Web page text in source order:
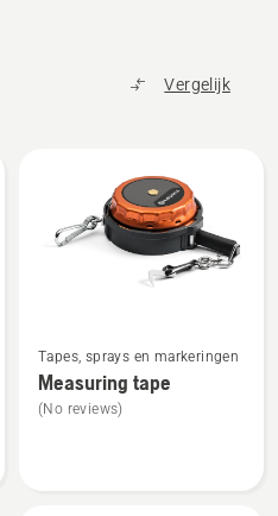
Vergelijk
meer
details
over
Tapes, sprays en markeringen
Measuring tape
(No reviews)